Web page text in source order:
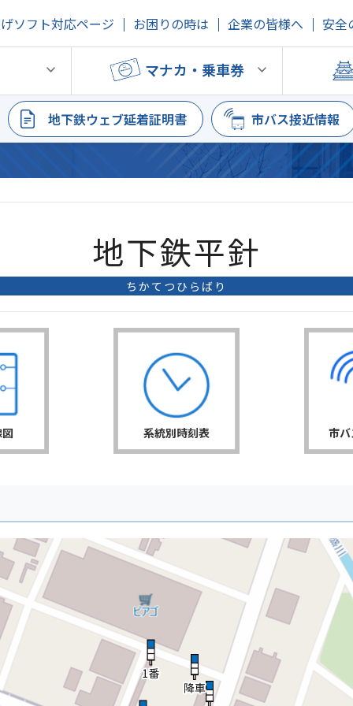
ソフト対応ページ お困りの時は 企業の皆様へ 安全
マナカ・乗車券
地下鉄ウェブ延着証明書 市バス接近情報
地下鉄平針
ちかてつひらばり
系統別時刻表 市